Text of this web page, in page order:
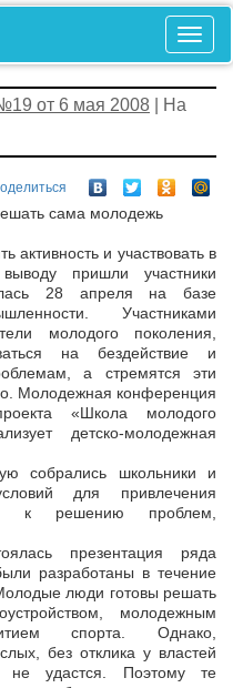
от 6 мая 2008 | На
сама молодежь
и участвовать в
пришли участники
28 апреля на базе
Участниками
молодого поколения,
на бездействие и
а стремятся эти
Молодежная конференция
«Школа молодого
детско-молодежная
собрались школьники и
для привлечения
к решению проблем,
презентация ряда
разработаны в течение
люди готовы решать
молодежным
спорта. Однако,
без отклика у властей
не удастся. Поэтому те